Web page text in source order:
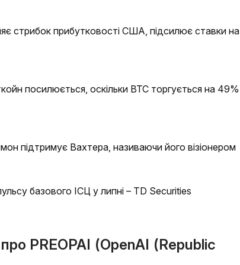
стрибок прибутковості США, підсилює ставки на
посилюється, оскільки BTC торгується на 49%
підтримує Вахтера, називаючи його візіонером
базового ІСЦ у липні – TD Securities
PREOPAI (OpenAI (Republic